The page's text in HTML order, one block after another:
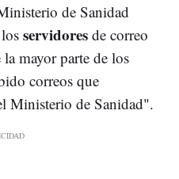
de Sanidad
servidores de correo
mayor parte de los
correos que
Ministerio de Sanidad".